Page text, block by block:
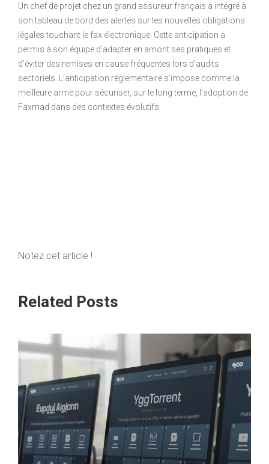
Un chef de projet chez un grand assureur français a intégré à
son tableau de bord des alertes sur les nouvelles obligations
légales touchant le fax électronique. Cette anticipation a
permis à son équipe d’adapter en amont ses pratiques et
d’éviter des remises en cause fréquentes lors d’audits
sectoriels. L’anticipation réglementaire s’impose comme la
meilleure arme pour sécuriser, sur le long terme, l’adoption de
Faxmad dans des contextes évolutifs.
Notez cet article !
Related Posts